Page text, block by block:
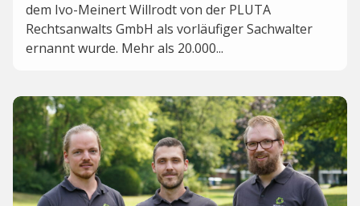
dem Ivo-Meinert Willrodt von der PLUTA
Rechtsanwalts GmbH als vorläufiger Sachwalter
ernannt wurde. Mehr als 20.000...